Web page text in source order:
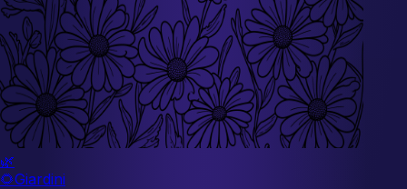
🌿
🌻Giardini